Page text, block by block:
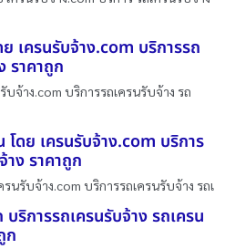
เครนรับจ้าง.com บริการรถ
ราคาถูก
บจ้าง.com บริการรถเครนรับจ้าง รถ
โดย เครนรับจ้าง.com บริการ
าง ราคาถูก
นรับจ้าง.com บริการรถเครนรับจ้าง รถเ
ริการรถเครนรับจ้าง รถเครน
ก